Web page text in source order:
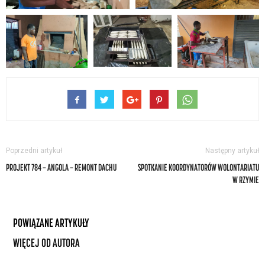
Poprzedni artykuł
PROJEKT 784 — ANGOLA — REMONT DACHU
Następny artykuł
SPOTKANIE KOORDYNATORÓW WOLONTARIATU
W RZYMIE
POWIĄZANE ARTYKUŁY
WIĘCEJ OD AUTORA